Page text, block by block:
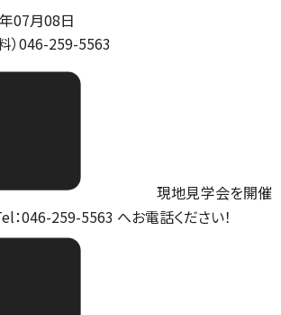
07月08日
）046-259-5563
現地見学会を開催
：046-259-5563 へお電話ください！